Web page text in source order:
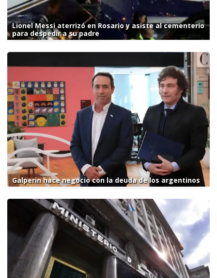
Lionel Messi aterrizó en Rosario y asiste al cementerio
para despedir a su padre
Galperin hace negocio con la deuda de los argentinos